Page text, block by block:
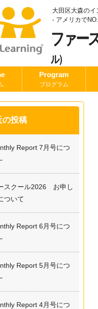
大田区大森の
- アメリカで
ファー
ル）
Program
プログラム
の投稿
Report 7月号につ
スクール2026 お申し
ついて
Report 6月号につ
Report 5月号につ
Report 4月号につ